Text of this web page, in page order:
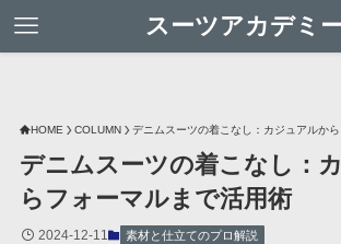
スーツアカデミ
HOME COLUMN デニムスーツの着こなし：カジュアルか
デニムスーツの着こなし：
らフォーマルまで活用術
2024-12-11 素材と仕立てのプロ解説